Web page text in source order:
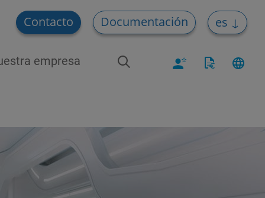
Contacto Documentación es
empresa